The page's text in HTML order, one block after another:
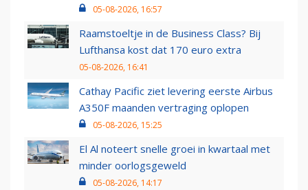
05-08-2026, 16:57
Raamstoeltje in de Business Class? Bij
Lufthansa kost dat 170 euro extra
05-08-2026, 16:41
Cathay Pacific ziet levering eerste Airbus
A350F maanden vertraging oplopen
05-08-2026, 15:25
El Al noteert snelle groei in kwartaal met
minder oorlogsgeweld
05-08-2026, 14:17